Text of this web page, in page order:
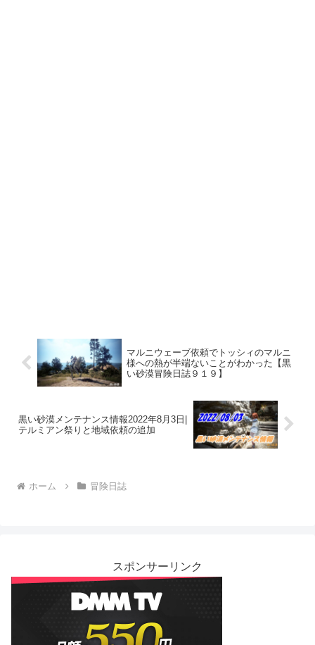
マルニウェーブ依頼でトッシィのマルニ
様への熱が半端ないことがわかった【黒
い砂漠冒険日誌９１９】
黒い砂漠メンテナンス情報2022年8月3日|
テルミアン祭りと地域依頼の追加
ホーム 冒険日誌
スポンサーリンク